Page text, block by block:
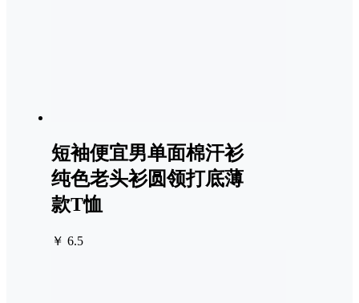
短袖便宜男单面棉汗衫
纯色老头衫圆领打底薄
款T恤
￥ 6.5